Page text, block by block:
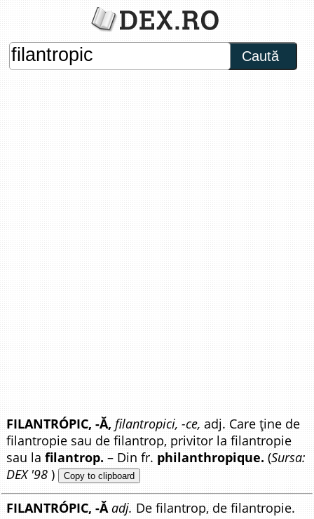
Caută
FILANTRÓPIC, -Ă, filantropici, -ce, adj. Care ține de
filantropie sau de filantrop, privitor la filantropie
sau lafilantrop. – Din fr. philanthropique. (Sursa:
DEX '98 ) Copy to clipboard
FILANTRÓPIC, -Ă adj. De filantrop, de filantropie.